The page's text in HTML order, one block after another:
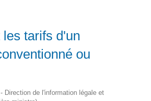
tarifs d'un
ou
Direction de l'information légale et